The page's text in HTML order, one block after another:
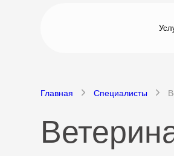
Главная Специалисты